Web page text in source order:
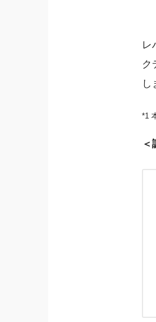
レ
ク
し
*1
＜